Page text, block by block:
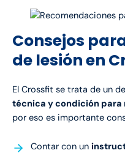
Consejos
de lesión en
El Crossfit se trata de un
técnica y condición para
por eso es importante
Contar con un